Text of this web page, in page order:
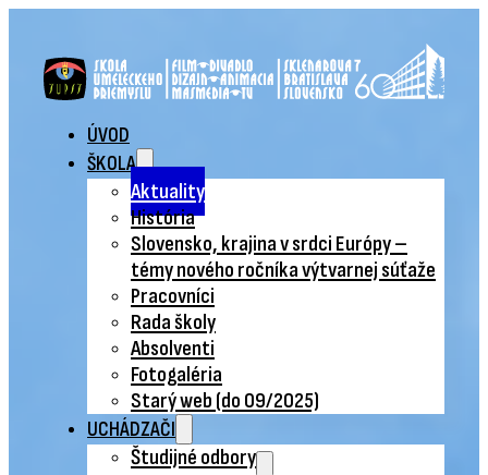
ÚVOD
ŠKOLA
Aktuality
História
Slovensko, krajina v srdci Európy –
témy nového ročníka výtvarnej súťaže
Pracovníci
Rada školy
Absolventi
Fotogaléria
Starý web (do 09/2025)
UCHÁDZAČI
Študijné odbory